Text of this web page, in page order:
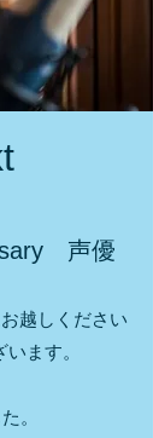
声優
越しください
ます。
。